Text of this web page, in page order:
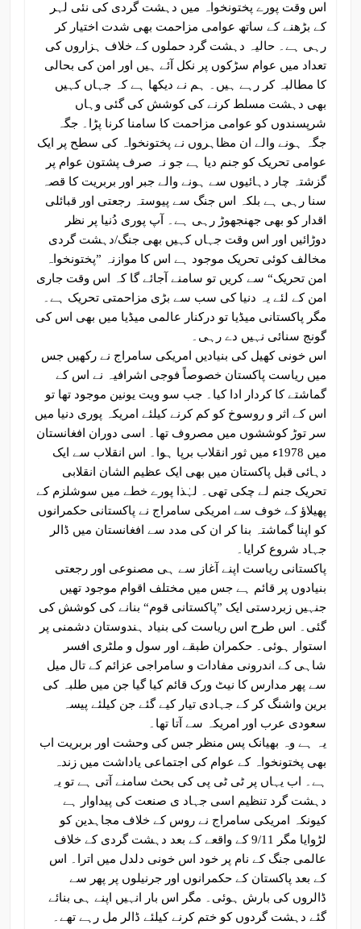
اس وقت پورے پختونخواہ میں دہشت گردی کی نئی لہر
کے بڑھنے کے ساتھ عوامی مزاحمت بھی شدت اختیار کر
رہی ہے۔ حالیہ دہشت گرد حملوں کے خلاف ہزاروں کی
تعداد میں عوام سڑکوں پر نکل آئے ہیں اور امن کی بحالی
کا مطالبہ کر رہے ہیں۔ ہم نے دیکھا ہے کہ جہاں کہیں
بھی دہشت مسلط کرنے کی کوشش کی گئی وہاں
شرپسندوں کو عوامی مزاحمت کا سامنا کرنا پڑا۔ جگہ
جگہ ہونے والے ان مظاہروں نے پختونخواہ کی سطح پر ایک
عوامی تحریک کو جنم دیا ہے جو نہ صرف پشتون عوام پر
گزشتہ چار دہائیوں سے ہونے والے جبر اور بربریت کا قصہ
سنا رہی ہے بلکہ اس جنگ سے پیوستہ رجعتی اور قبائلی
اقدار کو بھی جھنجھوڑ رہی ہے۔ آپ پوری دُنیا پر نظر
دوڑائیں اور اس وقت جہاں کہیں بھی جنگ/دہشت گردی
مخالف کوئی تحریک موجود ہے اس کا موازنہ ”پختونخواہ
امن تحریک“ سے کریں تو سامنے آجائے گا کہ اس وقت جاری
امن کے لئے یہ دنیا کی سب سے بڑی مزاحمتی تحریک ہے۔
مگر پاکستانی میڈیا تو درکنار عالمی میڈیا میں بھی اس کی
گونج سنائی نہیں دے رہی۔
اس خونی کھیل کی بنیادیں امریکی سامراج نے رکھیں جس
میں ریاست پاکستان خصوصاً فوجی اشرافیہ نے اس کے
گماشتے کا کردار ادا کیا۔ جب سو ویت یونین موجود تھا تو
اس کے اثر و روسوخ کو کم کرنے کیلئے امریکہ پوری دنیا میں
سر توڑ کوششوں میں مصروف تھا۔ اسی دوران افغانستان
میں 1978ء میں ثور انقلاب برپا ہوا۔ اس انقلاب سے ایک
دہائی قبل پاکستان میں بھی ایک عظیم الشان انقلابی
تحریک جنم لے چکی تھی۔ لہٰذا پورے خطے میں سوشلزم کے
پھیلاؤ کے خوف سے امریکی سامراج نے پاکستانی حکمرانوں
کو اپنا گماشتہ بنا کر ان کی مدد سے افغانستان میں ڈالر
جہاد شروع کرایا۔
پاکستانی ریاست اپنے آغاز سے ہی مصنوعی اور رجعتی
بنیادوں پر قائم ہے جس میں مختلف اقوام موجود تھیں
جنہیں زبردستی ایک ”پاکستانی قوم“ بنانے کی کوشش کی
گئی۔ اس طرح اس ریاست کی بنیاد ہندوستان دشمنی پر
استوار ہوئی۔ حکمران طبقے اور سول و ملٹری افسر
شاہی کے اندرونی مفادات و سامراجی عزائم کے تال میل
سے پھر مدارس کا نیٹ ورک قائم کیا گیا جن میں طلبہ کی
برین واشنگ کر کے جہادی تیار کیے گئے جن کیلئے پیسہ
سعودی عرب اور امریکہ سے آتا تھا۔
یہ ہے وہ بھیانک پس منظر جس کی وحشت اور بربریت اب
بھی پختونخواہ کے عوام کی اجتماعی یاداشت میں زندہ
ہے۔ اب یہاں پر ٹی ٹی پی کی بحث سامنے آتی ہے تو یہ
دہشت گرد تنظیم اسی جہاد ی صنعت کی پیداوار ہے
کیونکہ امریکی سامراج نے روس کے خلاف مجاہدین کو
لڑوایا مگر 9/11 کے واقعے کے بعد دہشت گردی کے خلاف
عالمی جنگ کے نام پر خود اس خونی دلدل میں اترا۔ اس
کے بعد پاکستان کے حکمرانوں اور جرنیلوں پر پھر سے
ڈالروں کی بارش ہوئی۔ مگر اس بار انہیں اپنے ہی بنائے
گئے دہشت گردوں کو ختم کرنے کیلئے ڈالر مل رہے تھے۔